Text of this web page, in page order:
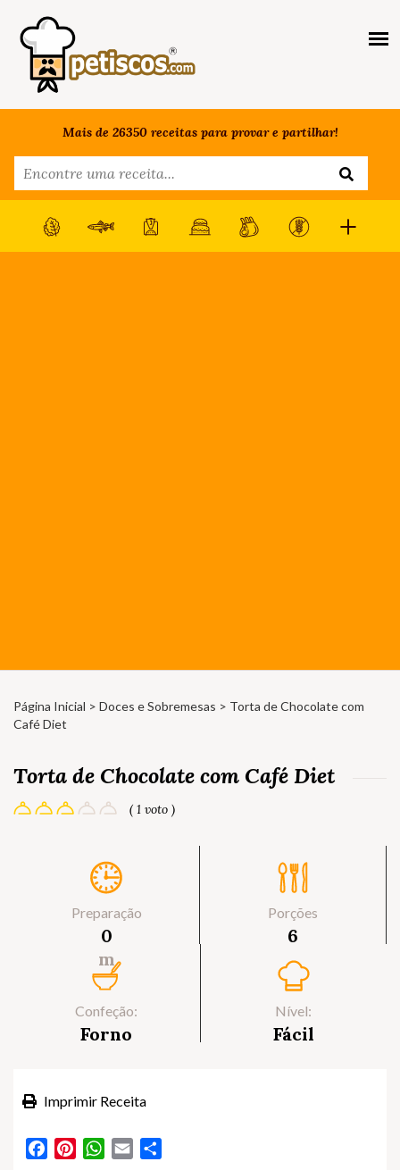
Mais de 26350 receitas para provar e partilhar!
Página Inicial > Doces e Sobremesas > Torta de Chocolate com
Café Diet
Torta de Chocolate com Café Diet
( 1 voto )
Preparação
0
m
Porções
6
Confeção:
Forno
Nível:
Fácil
Imprimir Receita
FacebookPinterestWhatsApp
Email